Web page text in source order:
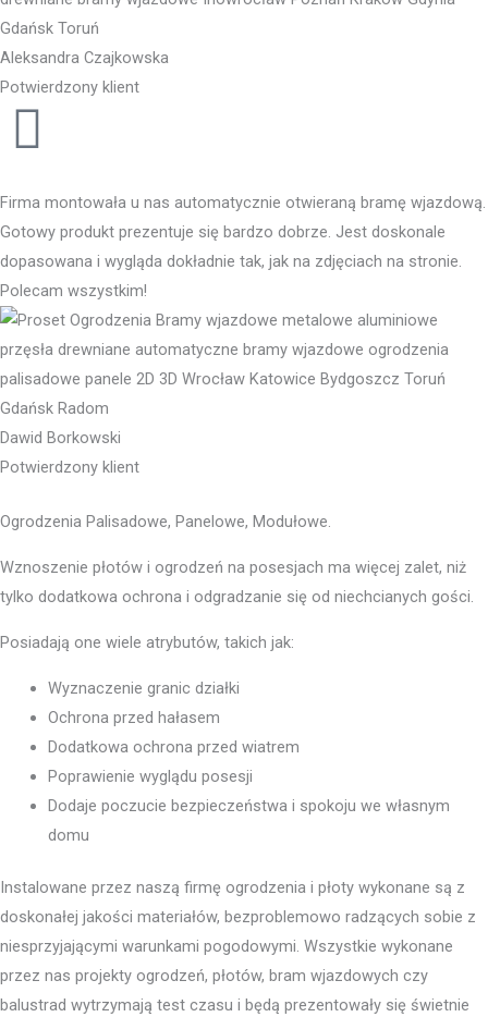
Aleksandra Czajkowska
Potwierdzony klient
Firma montowała u nas automatycznie otwieraną bramę wjazdową.
Gotowy produkt prezentuje się bardzo dobrze. Jest doskonale
dopasowana i wygląda dokładnie tak, jak na zdjęciach na stronie.
Polecam wszystkim!
Dawid Borkowski
Potwierdzony klient
Ogrodzenia Palisadowe, Panelowe, Modułowe.
Wznoszenie płotów i ogrodzeń na posesjach ma więcej zalet, niż
tylko dodatkowa ochrona i odgradzanie się od niechcianych gości.
Posiadają one wiele atrybutów, takich jak:
Wyznaczenie granic działki
Ochrona przed hałasem
Dodatkowa ochrona przed wiatrem
Poprawienie wyglądu posesji
Dodaje poczucie bezpieczeństwa i spokoju we własnym
domu
Instalowane przez naszą firmę ogrodzenia i płoty wykonane są z
doskonałej jakości materiałów, bezproblemowo radzących sobie z
niesprzyjającymi warunkami pogodowymi. Wszystkie wykonane
przez nas projekty ogrodzeń, płotów, bram wjazdowych czy
balustrad wytrzymają test czasu i będą prezentowały się świetnie